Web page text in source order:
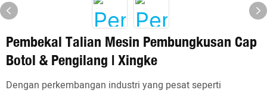
Pembekal Talian Mesin Pembungkusan Cap
Botol & Pengilang | Xingke
Dengan perkembangan industri yang pesat seperti